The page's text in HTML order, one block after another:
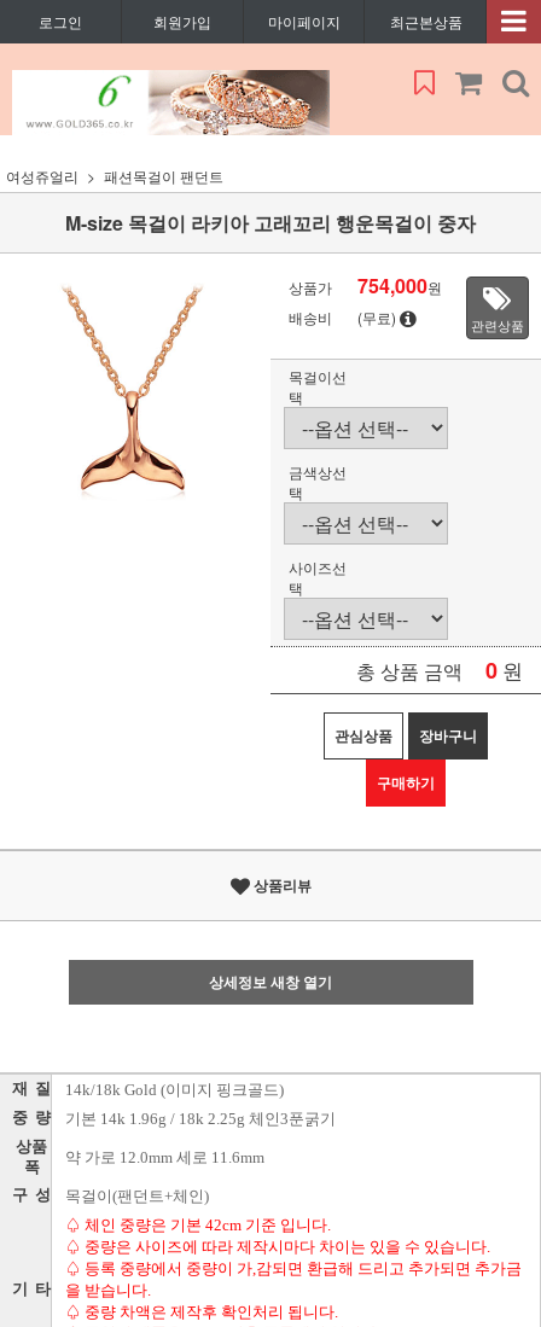
로그인 회원가입 마이페이지 최근본상품
여성쥬얼리 패션목걸이 팬던트
M-size 목걸이 라키아 고래꼬리 행운목걸이 중자
상품가 754,000원
배송비
(무료) 관련상품
목걸이선
택
금색상선
택
사이즈선
택
총 상품 금액 0 원
관심상품 장바구니
구매하기
상품리뷰
상세정보 새창 열기
재 질 14k/18k Gold (이미지 핑크골드)
중 량 기본 14k 1.96g / 18k 2.25g 체인3푼굵기
상품
폭
약 가로 12.0mm 세로 11.6mm
구 성 목걸이(팬던트+체인)
기 타
♤ 체인 중량은 기본 42cm 기준 입니다.
♤ 중량은 사이즈에 따라 제작시마다 차이는 있을 수 있습니다.
♤ 등록 중량에서 중량이 가,감되면 환급해 드리고 추가되면 추가금
을 받습니다.
♤ 중량 차액은 제작후 확인처리 됩니다.